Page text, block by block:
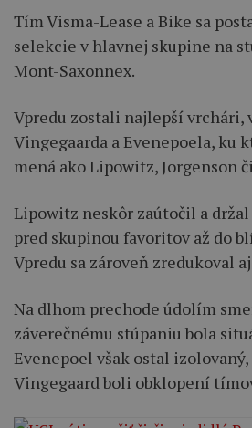
Tím Visma-Lease a Bike sa
selekcie v hlavnej skupine na
Mont-Saxonnex.
Vpredu zostali najlepší vrchári,
Vingegaarda a Evenepoela, ku
mená ako Lipowitz, Jorgenson
Lipowitz neskôr zaútočil a
pred skupinou favoritov až do
Vpredu sa zároveň zredukoval
Na dlhom prechode údolím
záverečnému stúpaniu bola
Evenepoel však ostal izolovaný,
Vingegaard boli obklopení